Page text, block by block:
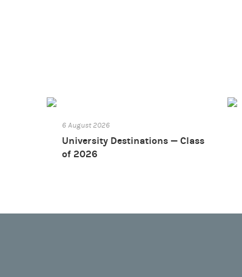
6 August 2026
University Destinations — Class
of 2026